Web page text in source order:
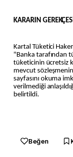
KARARIN
Kartal Tüketici
"Banka tarafından
tüketicinin ücretsiz
mevcut
sayfasını okuma
verilmediği
belirtildi.
Beğen